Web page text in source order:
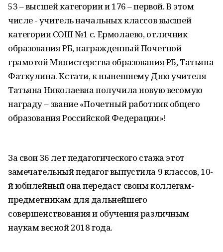
53 – высшей категории и 176 – первой. В этом
числе - учитель начальных классов высшей
категории СОШ №1 с. Ермолаево, отличник
образования РБ, награжденный Почетной
грамотой Министерства образования РБ, Татьяна
Фаткулина. Кстати, к нынешнему Дню учителя
Татьяна Николаевна получила новую весомую
награду – звание «Почетный работник общего
образования Российской Федерации»!
За свои 36 лет педагогического стажа этот
замечательный педагог выпустила 9 классов, 10-
й юбилейный она передаст своим коллегам-
предметникам для дальнейшего
совершенствования и обучения различным
наукам весной 2018 года.